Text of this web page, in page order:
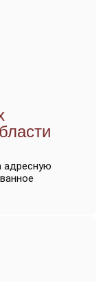
адресную